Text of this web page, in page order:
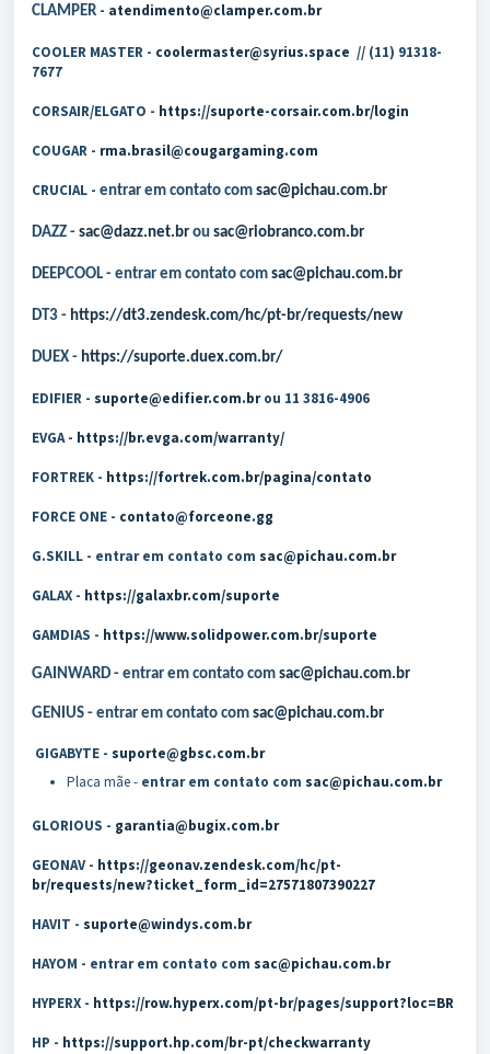
CLAMPER - atendimento@clamper.com.br
COOLER MASTER - coolermaster@syrius.space // (11) 91318-
7677
CORSAIR/ELGATO - https://suporte-corsair.com.br/login
COUGAR - rma.brasil@cougargaming.com
CRUCIAL - entrar em contato com sac@pichau.com.br
DAZZ - sac@dazz.net.br ou sac@riobranco.com.br
DEEPCOOL - entrar em contato com sac@pichau.com.br
DT3 - https://dt3.zendesk.com/hc/pt-br/requests/new
DUEX - https://suporte.duex.com.br/
EDIFIER - suporte@edifier.com.brou 11 3816-4906
EVGA - https://br.evga.com/warranty/
FORTREK - https://fortrek.com.br/pagina/contato
FORCE ONE - contato@forceone.gg
G.SKILL - entrar em contato com sac@pichau.com.br
GALAX - https://galaxbr.com/suporte
GAMDIAS - https://www.solidpower.com.br/suporte
GAINWARD - entrar em contato com sac@pichau.com.br
GENIUS - entrar em contato com sac@pichau.com.br
GIGABYTE - suporte@gbsc.com.br
Placa mãe - entrar em contato com sac@pichau.com.br
GLORIOUS - garantia@bugix.com.br
GEONAV - https://geonav.zendesk.com/hc/pt-
br/requests/new?ticket_form_id=27571807390227
HAVIT - suporte@windys.com.br
HAYOM - entrar em contato com sac@pichau.com.br
HYPERX - https://row.hyperx.com/pt-br/pages/support?loc=BR
HP - https://support.hp.com/br-pt/checkwarranty